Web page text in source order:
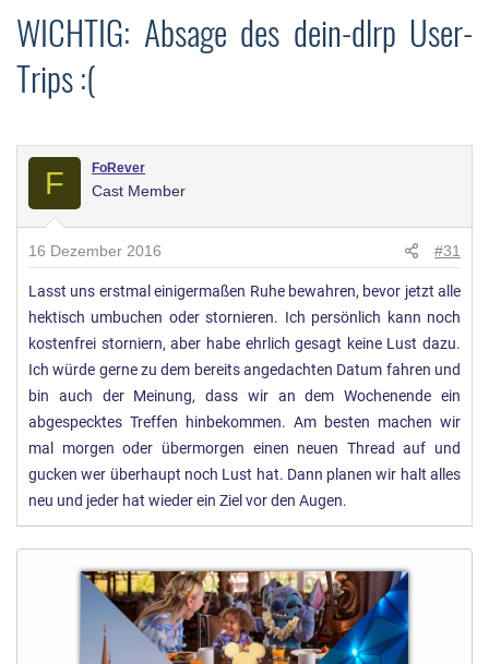
WICHTIG: Absage des dein-dlrp User-
Trips :(
F FoRever
Cast Member
16 Dezember 2016 #31
Lasst uns erstmal einigermaßen Ruhe bewahren, bevor jetzt alle
hektisch umbuchen oder stornieren. Ich persönlich kann noch
kostenfrei storniern, aber habe ehrlich gesagt keine Lust dazu.
Ich würde gerne zu dem bereits angedachten Datum fahren und
bin auch der Meinung, dass wir an dem Wochenende ein
abgespecktes Treffen hinbekommen. Am besten machen wir
mal morgen oder übermorgen einen neuen Thread auf und
gucken wer überhaupt noch Lust hat. Dann planen wir halt alles
neu und jeder hat wieder ein Ziel vor den Augen.